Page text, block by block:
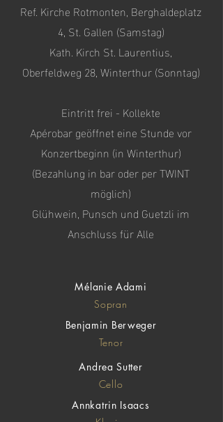
Ref. Kirche Rotmonten, Berghaldeplatz
4, St. Gallen (Samstag)
Kath. Kirch St. Laurentius,
Oberfeldweg 28, Winterthur (Sonntag)
Eintritt frei - Kollekte
Apérobar geöffnet eine Stunde vor
Konzertbeginn (in Winterthur)
(Bezahlung in bar oder per TWINT
möglich)
Glühwein, Punsch und Guetzli im
Anschluss für Alle
Mélanie Adami
Sopran
Benjamin Berweger
Tenor
Andrea Sutter
Cello
Annkatrin Isaacs